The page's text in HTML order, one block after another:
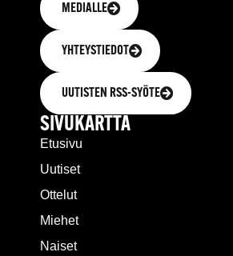
MEDIALLE
YHTEYSTIEDOT
UUTISTEN RSS-SYÖTE
SIVUKARTTA
Etusivu
Uutiset
Ottelut
Miehet
Naiset